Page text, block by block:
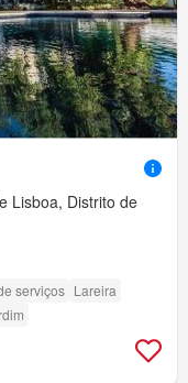
Lisboa, Distrito de
serviços Lareira